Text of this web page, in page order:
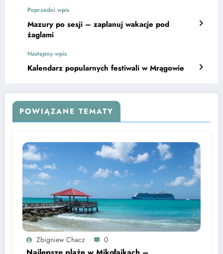
Poprzedni wpis
Mazury po sesji – zaplanuj wakacje pod
żaglami
Następny wpis
Kalendarz popularnych festiwali w Mrągowie
POWIĄZANE TEMATY
Zbigniew Chacz 0